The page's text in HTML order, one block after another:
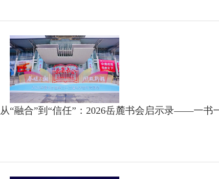
从“融合”到“信任”：2026岳麓书会启示录——一书